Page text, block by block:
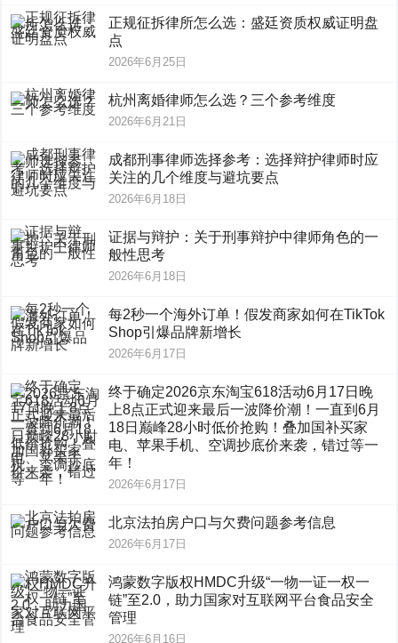
正规征拆律所怎么选：盛廷资质权威证明盘
点
2026年6月25日
杭州离婚律师怎么选？三个参考维度
2026年6月21日
成都刑事律师选择参考：选择辩护律师时应
关注的几个维度与避坑要点
2026年6月18日
证据与辩护：关于刑事辩护中律师角色的一
般性思考
2026年6月18日
每2秒一个海外订单！假发商家如何在TikTok
Shop引爆品牌新增长
2026年6月17日
终于确定2026京东淘宝618活动6月17日晚
上8点正式迎来最后一波降价潮！一直到6月
18日巅峰28小时低价抢购！叠加国补买家
电、苹果手机、空调抄底价来袭，错过等一
年！
2026年6月17日
北京法拍房户口与欠费问题参考信息
2026年6月17日
鸿蒙数字版权HMDC升级“一物一证一权一
链”至2.0，助力国家对互联网平台食品安全
管理
2026年6月16日